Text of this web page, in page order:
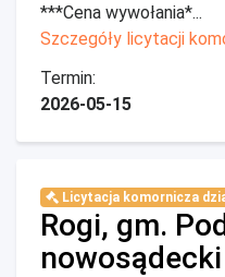
***Cena wywołania*...
Szczegóły licytacji
Termin:
2026-05-15
Licytacja komornicza
Rogi, gm.
nowosądecki